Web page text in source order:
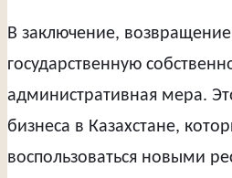
В заключение, возвращение
государственную
административная мера.
бизнеса в Казахстане,
воспользоваться новыми